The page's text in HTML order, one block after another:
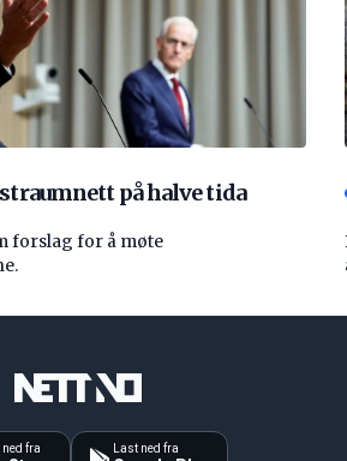
på halve tida
forslag for å møte
ned fra Last ned fra